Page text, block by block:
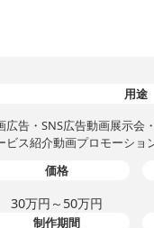
用途
広告・SNS広告動画展示会
ビス紹介動画プロモーショ
価格
30万円～50万円
制作期間